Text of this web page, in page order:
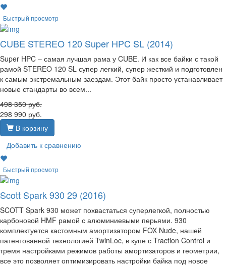
Быстрый просмотр
CUBE STEREO 120 Super HPC SL (2014)
Super HPC – самая лучшая рама у CUBE. И как все байки с такой
рамой STEREO 120 SL супер легкий, супер жесткий и подготовлен
к самым экстремальным заездам. Этот байк просто устанавливает
новые стандарты во всем...
498 350руб.
298 990 руб.
В корзину
Добавить к сравнению
Быстрый просмотр
Scott Spark 930 29 (2016)
SCOTT Spark 930 может похвастаться суперлегкой, полностью
карбоновой HMF рамой с алюминиевыми перьями. 930
комплектуется кастомным амортизатором FOX Nude, нашей
патентованной технологией TwinLoc, в купе с Traction Control и
тремя настройками режимов работы амортизаторов и геометрии,
все это позволяет оптимизировать настройки байка под новое